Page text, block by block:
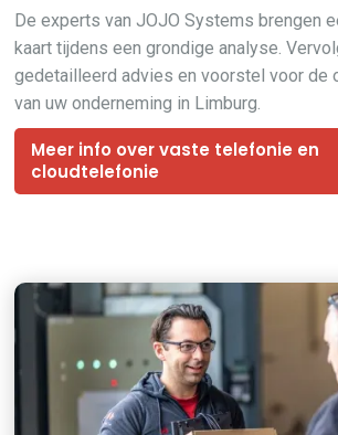
De experts van JOJO Systems brengen
kaart tijdens een grondige analyse.
gedetailleerd advies en voorstel voor de
van uw onderneming in Limburg.
Meer info over vaste telefonie en
cloudtelefonie